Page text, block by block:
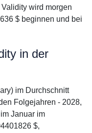
wird morgen
$ beginnen und bei
in der
im Durchschnitt
Folgejahren - 2028,
Januar im
$,